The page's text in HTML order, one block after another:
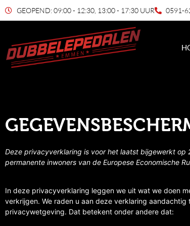
GEOPEND: 09:00 - 12:30, 13:00 - 17:30 UUR 0591-
Deze privacyverklaring is voor het laatst bijgewerkt
permanente inwoners van de Europese Economische
In deze privacyverklaring leggen we uit wat we doen
verkrijgen. We raden u aan deze verklaring
privacywetgeving. Dat betekent onder andere dat: